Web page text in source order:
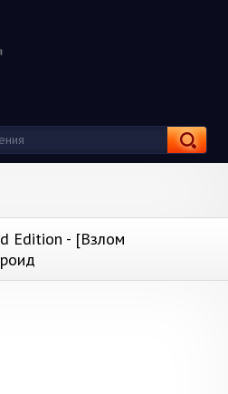
Edition - [Взлом